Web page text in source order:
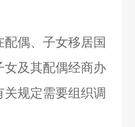
偶、子女移居国
女及其配偶经商办
规定需要组织调